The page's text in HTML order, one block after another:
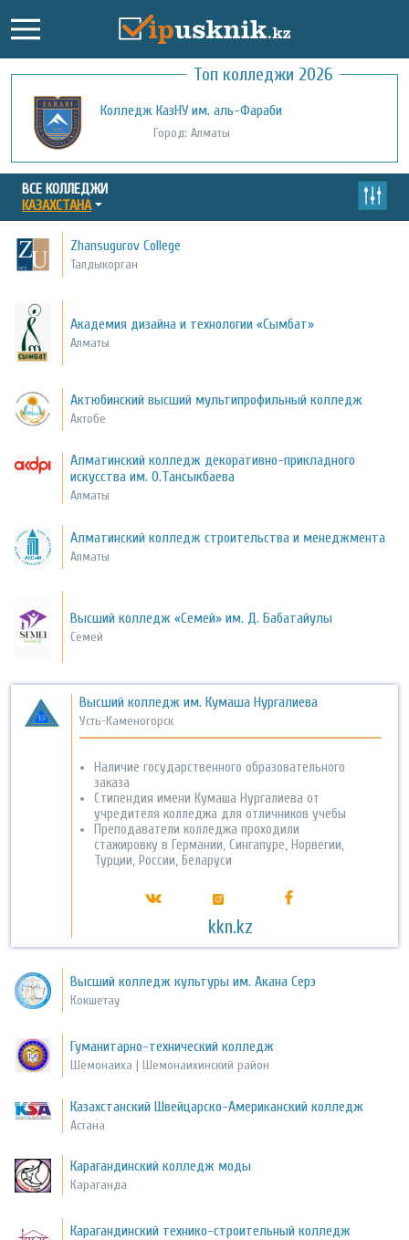
Топ колледжи 2026
Колледж КазНУ им. аль-Фараби
Город: Алматы
ВСЕ КОЛЛЕДЖИ
КАЗАХСТАНА
Zhansugurov College
Талдыкорган
Академия дизайна и технологии «Сымбат»
Алматы
Актюбинский высший мультипрофильный колледж
Актобе
Алматинский колледж декоративно-прикладного
искусства им. О.Тансыкбаева
Алматы
Алматинский колледж строительства и менеджмента
Алматы
Высший колледж «Семей» им. Д. Бабатайулы
Семей
Высший колледж им. Кумаша Нургалиева
Усть-Каменогорск
Наличие государственного образовательного
заказа
Cтипендия имени Кумаша Нургалиева от
учредителя колледжа для отличников учебы
Преподаватели колледжа проходили
стажировку в Германии, Сингапуре, Норвегии,
Турции, России, Беларуси
kkn.kz
Высший колледж культуры им. Акана Серэ
Кокшетау
Гуманитарно-технический колледж
Шемонаиха | Шемонаихинский район
Казахстанский Швейцарско-Американский колледж
Астана
Карагандинский колледж моды
Караганда
Карагандинский технико-строительный колледж